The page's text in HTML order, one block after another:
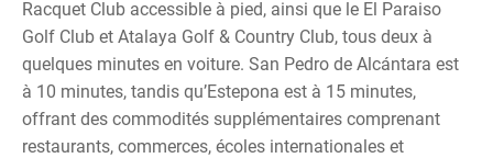
Racquet Club accessible à pied, ainsi que le El Paraiso
Golf Club et Atalaya Golf & Country Club, tous deux à
quelques minutes en voiture. San Pedro de Alcántara est
à 10 minutes, tandis qu’Estepona est à 15 minutes,
offrant des commodités supplémentaires comprenant
restaurants, commerces, écoles internationales et